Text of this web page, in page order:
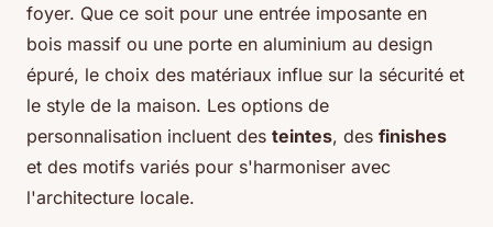
foyer. Que ce soit pour une entrée imposante en
bois massif ou une porte en aluminium au design
épuré, le choix des matériaux influe sur la sécurité et
le style de la maison. Les options de
personnalisation incluent des teintes, des finishes
et des motifs variés pour s'harmoniser avec
l'architecture locale.